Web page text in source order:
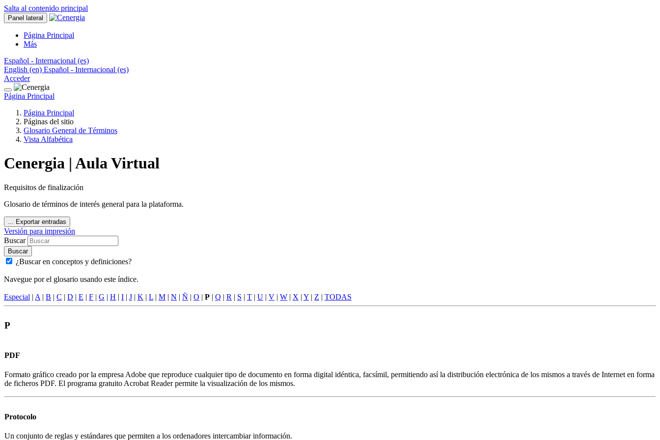
Salta al contenido principal
Panel lateral
Página Principal
Más
Español - Internacional ‎(es)‎
English ‎(en)‎ Español - Internacional ‎(es)‎
Acceder
Página Principal
Página Principal
Páginas del sitio
Glosario General de Términos
Vista Alfabética
Cenergia | Aula Virtual
Requisitos de finalización
Glosario de términos de interés general para la plataforma.
Exportar entradas
Versión para impresión
Buscar
Buscar
¿Buscar en conceptos y definiciones?
Navegue por el glosario usando este índice.
Especial | A | B | C | D | E | F | G | H | I | J | K | L | M | N | Ñ | O | P | Q | R | S | T | U | V | W | X | Y | Z | TODAS
P
PDF
Formato gráfico creado por la empresa Adobe que reproduce cualquier tipo de documento en forma digital idéntica, facsímil, permitiendo así la distribución electrónica de los mismos a través de Internet en forma
de ficheros PDF. El programa gratuito Acrobat Reader permite la visualización de los mismos.
Protocolo
Un conjunto de reglas y estándares que permiten a los ordenadores intercambiar información.